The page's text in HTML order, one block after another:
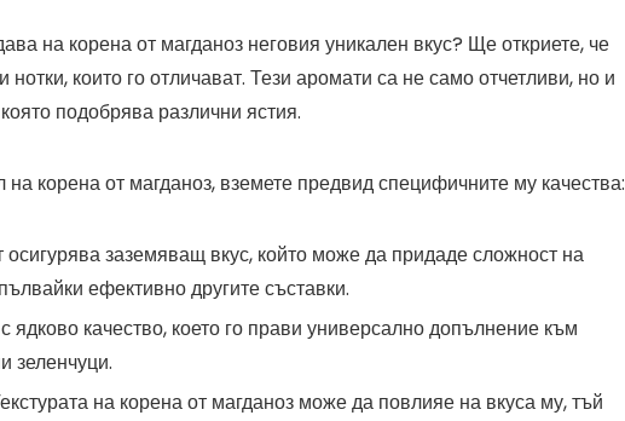
на корена от магданоз неговия уникален вкус? Ще откриете, че
които го отличават. Тези аромати са не само отчетливи, но и
подобрява различни ястия.
корена от магданоз, вземете предвид специфичните му качества:
осигурява заземяващ вкус, който може да придаде сложност на
ефективно другите съставки.
ядково качество, което го прави универсално допълнение към
зеленчуци.
на корена от магданоз може да повлияе на вкуса му, тъй